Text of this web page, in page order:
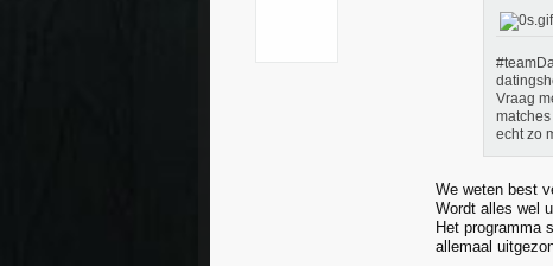
Vraag
echt zo
We weten best
Wordt alles wel
Het programma
allemaal